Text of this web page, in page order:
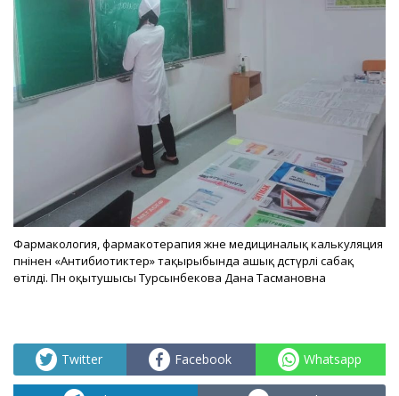
Фармакология, фармакотерапия және медициналық калькуляция
пәнінен «Антибиотиктер» тақырыбында ашық дәстүрлі сабақ
өтілді. Пән оқытушысы Турсынбекова Дана Тасмановна
Twitter Facebook Whatsapp